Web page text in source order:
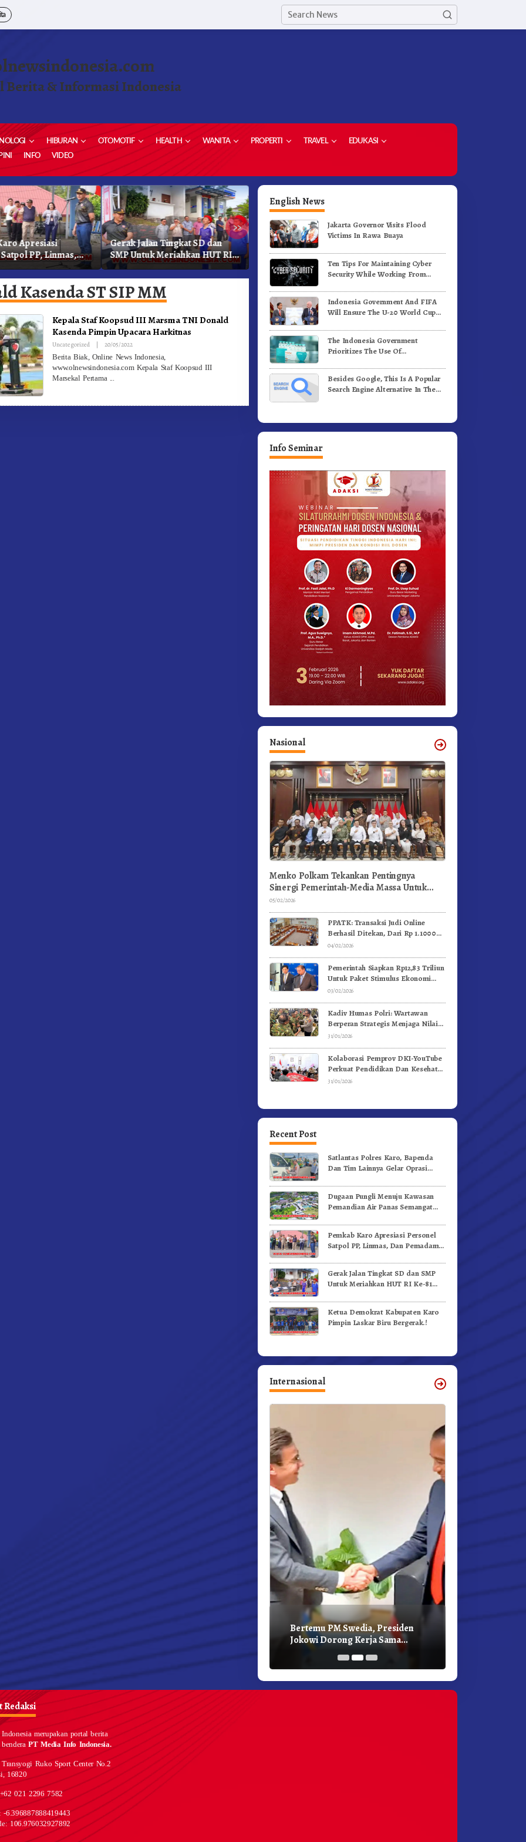
Berita & Informasi Indonesia
HIBURAN OTOMOTIF HEALTH WANITA PROPERTI TRAVEL
EDUKASI
INFO VIDEO
»
Apresiasi
PP, Linmas,
Kebakaran
Gerak Jalan Tingkat SD dan
SMP Untuk Meriahkan HUT RI
Ke-81 Dibuka Sekda Karo
Ketua Demokrat Kabupaten
Karo Pimpin Laskar Biru
Bergerak.!
Pemkab Karo Gelar Gerak
Jalan Kemerdekaan.!
Kasenda ST SIP MM
Kepala Staf Koopsud III Marsma TNI Donald
Kasenda Pimpin Upacara Harkitnas
Uncategorized | 20/05/2022By
Berita Biak, Online News Indonesia,
www.olnewsindonesia.com Kepala Staf Koopsud III
Marsekal Pertama
English News
Jakarta Governor Visits Flood
Victims In Rawa Buaya
Ten Tips For Maintaining Cyber
Security While Working From
Indonesia Government And FIFA
Will Ensure The U-20 World Cup
Standards
The Indonesia Government
Prioritizes The Use Of
Vaccines
Besides Google, This Is A Popular
Search Engine Alternative In The
Info Seminar
Nasional
Menko Polkam Tekankan Pentingnya
Sinergi Pemerintah-Media Massa Untuk
Jaga Stabilitas Bangsa
05/02/2026
PPATK: Transaksi Judi Online
Berhasil Ditekan, Dari Rp 1.1000
Triliun Menjadi Rp 268 Triliun
04/02/2026
Pemerintah Siapkan Rp12,83 Triliun
Untuk Paket Stimulus Ekonomi
Kuartal I-2026
03/02/2026
Kadiv Humas Polri: Wartawan
Berperan Strategis Menjaga Nilai
Kebangsaan, Demokrasi, dan NKRI
31/01/2026
Kolaborasi Pemprov DKI-YouTube
Perkuat Pendidikan Dan Kesehatan
Mental
31/01/2026
Recent Post
Satlantas Polres Karo, Bapenda
Dan Tim Lainnya Gelar Oprasi
Dugaan Pungli Menuju Kawasan
Pemandian Air Panas Semangat
Videokan!
Pemkab Karo Apresiasi Personel
Satpol PP, Linmas, Dan Pemadam
Gerak Jalan Tingkat SD dan SMP
Untuk Meriahkan HUT RI Ke-81
Ketua Demokrat Kabupaten Karo
Pimpin Laskar Biru Bergerak.!
Internasional
Bertemu PM Swedia, Presiden
Jokowi Dorong Kerja Sama
Pembangunan Hijau
Redaksi
Indonesia merupakan portal berita
benderaPT Media Info Indonesia.
Ruko Sport Center No.2
16820
021 2296 7582
-6.396887888419443
106.976032927892